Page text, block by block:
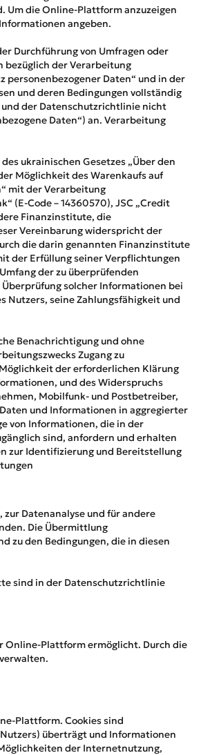
Um die Online-Plattform anzuzeigen
angeben.
Durchführung von Umfragen oder
bezüglich der Verarbeitung
personenbezogener Daten“ und in der
und deren Bedingungen vollständig
und der Datenschutzrichtlinie nicht
Daten“) an. Verarbeitung
ukrainischen Gesetzes „Über den
Möglichkeit des Warenkaufs auf
mit der Verarbeitung
(E-Code – 14360570), JSC „Credit
Finanzinstitute, die
Vereinbarung widerspricht der
die darin genannten Finanzinstitute
der Erfüllung seiner Verpflichtungen
der zu überprüfenden
solcher Informationen bei
Nutzers, seine Zahlungsfähigkeit und
Benachrichtigung und ohne
Zugang zu
der erforderlichen Klärung
und des Widerspruchs
Mobilfunk- und Postbetreiber,
und Informationen in aggregierter
von Informationen, die in der
sind, anfordern und erhalten
zur Identifizierung und Bereitstellung
Datenanalyse und für andere
Die Übermittlung
zu den Bedingungen, die in diesen
sind in der Datenschutzrichtlinie
Online-Plattform ermöglicht. Durch die
Plattform. Cookies sind
überträgt und Informationen
der Internetnutzung,